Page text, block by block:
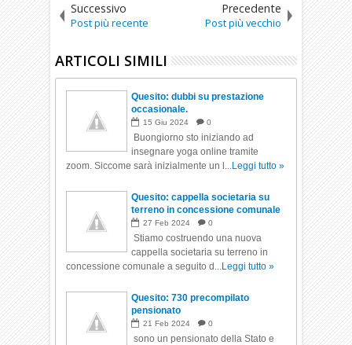
Successivo
Post più recente
Precedente
Post più vecchio
ARTICOLI SIMILI
Quesito: dubbi su prestazione
occasionale.
15 Giu 2024 0
Buongiorno sto iniziando ad
insegnare yoga online tramite
zoom. Siccome sarà inizialmente un l...Leggi tutto »
Quesito: cappella societaria su
terreno in concessione comunale
27 Feb 2024 0
Stiamo costruendo una nuova
cappella societaria su terreno in
concessione comunale a seguito d...Leggi tutto »
Quesito: 730 precompilato
pensionato
21 Feb 2024 0
sono un pensionato della Stato e